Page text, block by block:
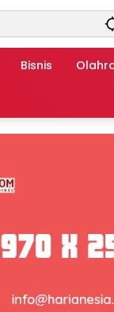
Bisnis